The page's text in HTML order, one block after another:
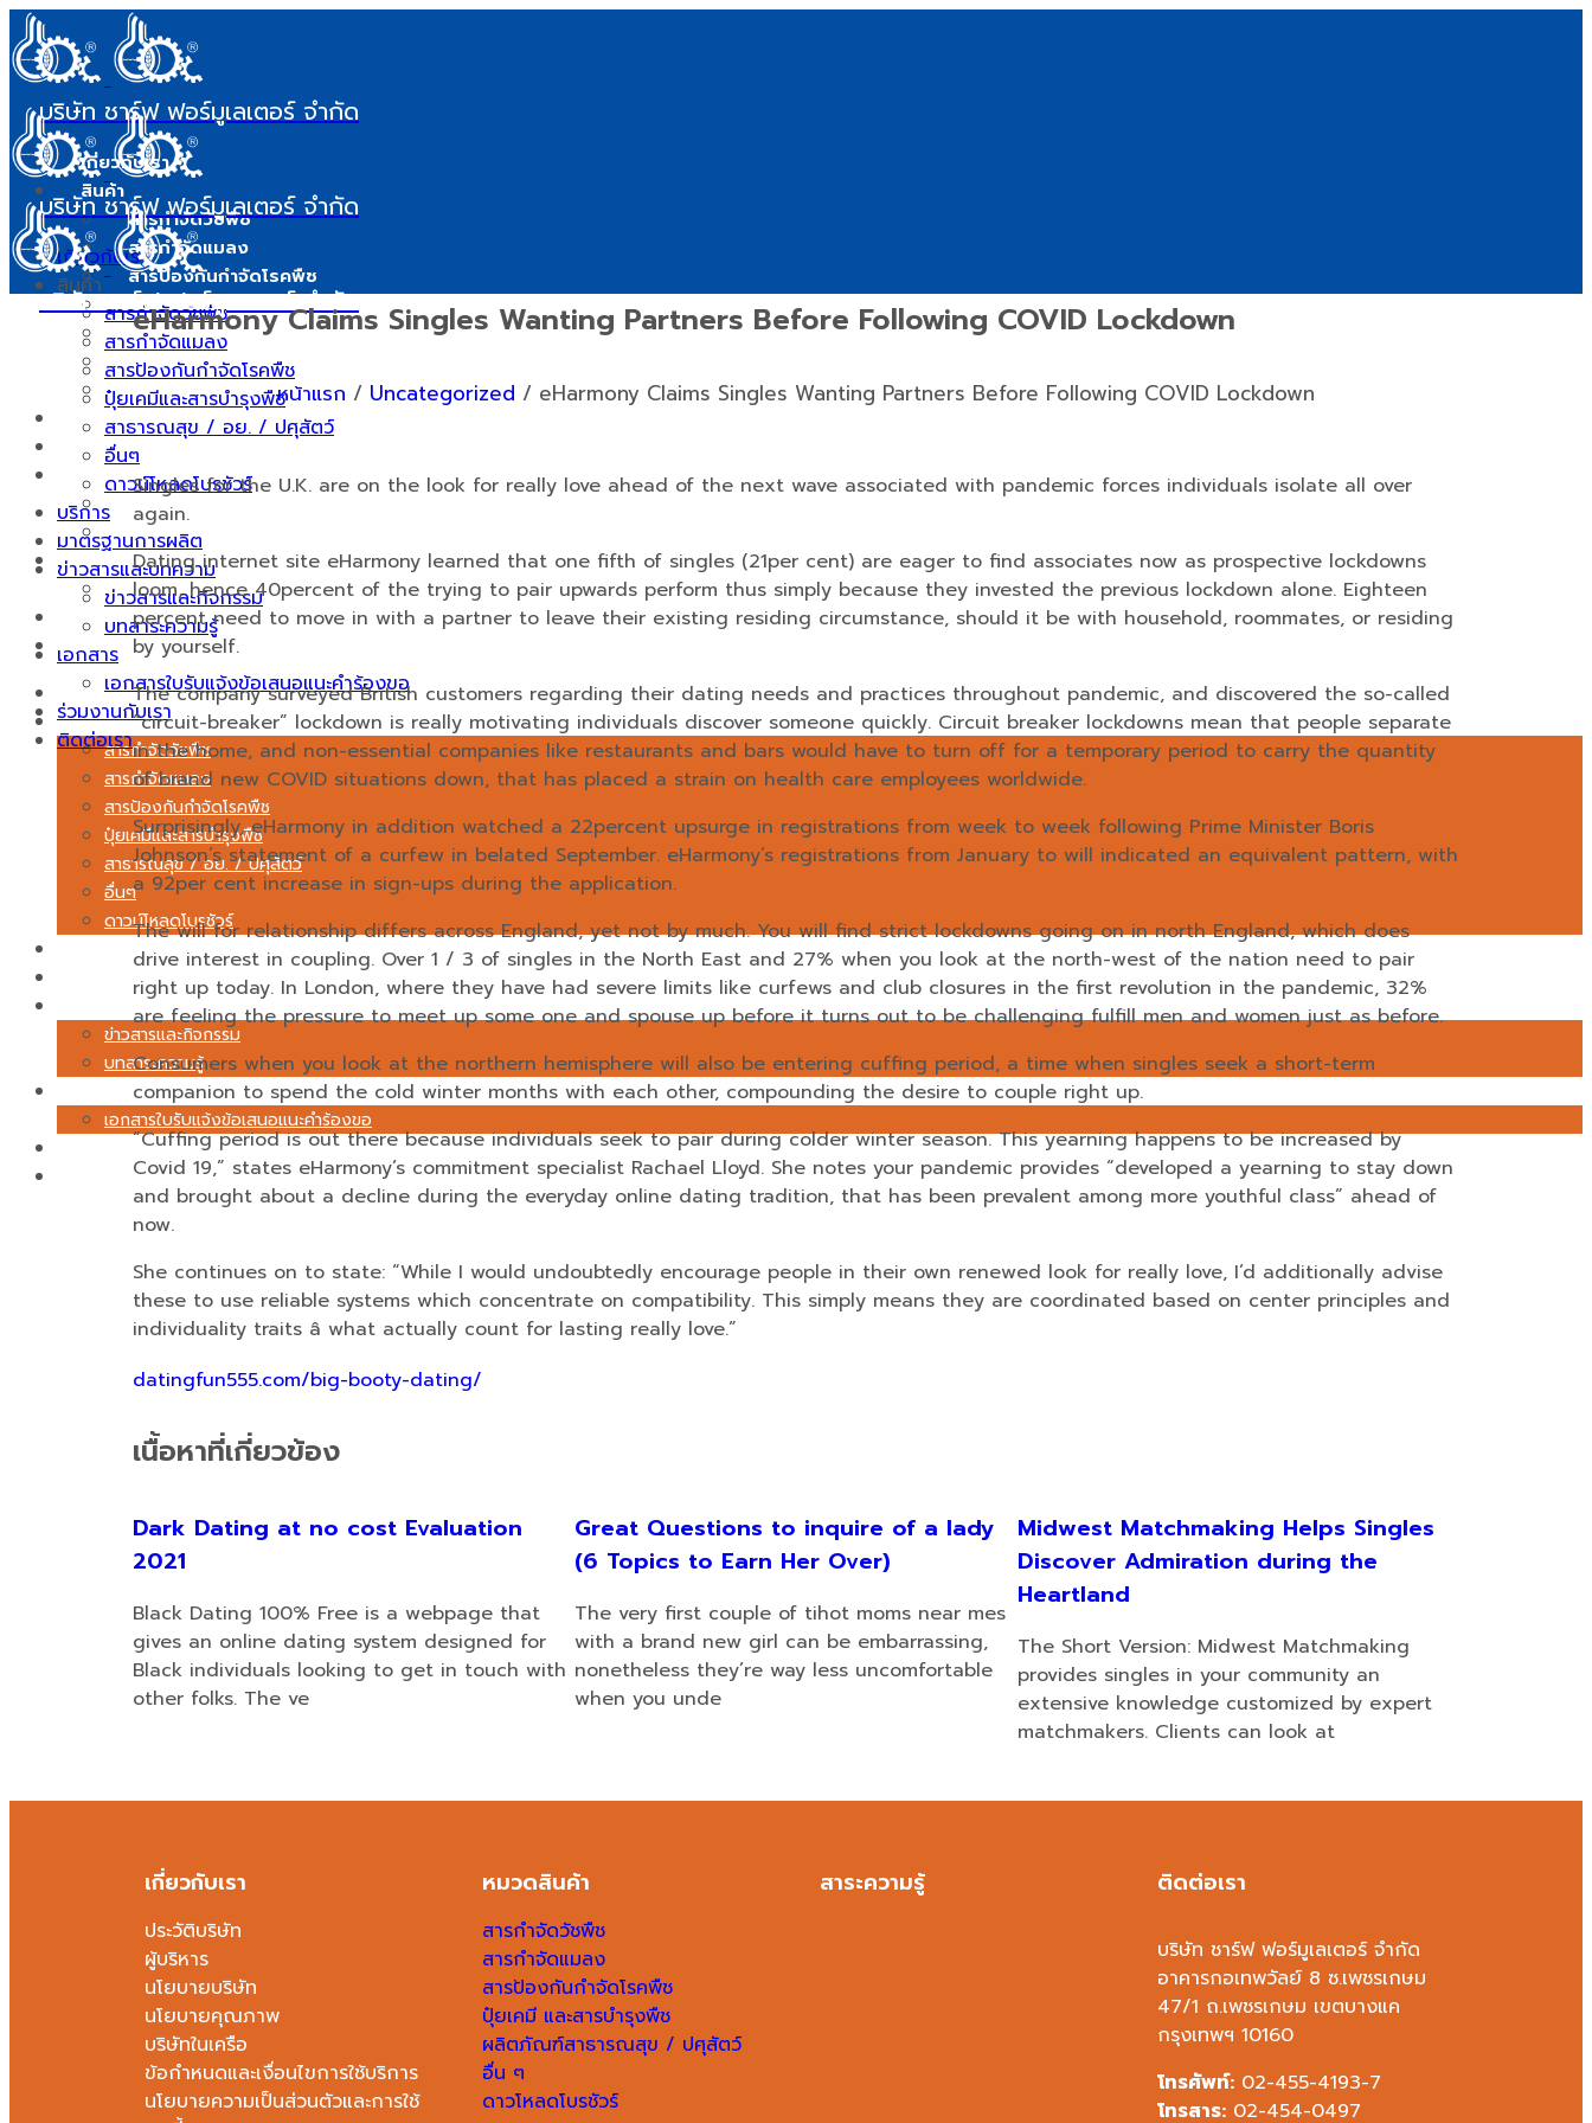
บริษัท ชาร์ฟ ฟอร์มูเลเตอร์ จำกัด
เกี่ยวกับเรา
สินค้า
สารกำจัดวัชพืช
สารกำจัดแมลง
สารป้องกันกำจัดโรคพืช
ปุ๋ยเคมีและสารบำรุงพืช
สาธารณสุข / อย. / ปศุสัตว์
อื่นๆ
ดาวน์โหลดโบรชัวร์
บริการ
มาตรฐานการผลิต
ข่าวสารและบทความ
ข่าวสารและกิจกรรม
บทสาระความรู้
เอกสาร
เอกสารใบรับแจ้งข้อเสนอแนะคำร้องขอ
ร่วมงานกับเรา
ติดต่อเรา
เกี่ยวกับเรา
สินค้า
สารกำจัดวัชพืช
สารกำจัดแมลง
สารป้องกันกำจัดโรคพืช
ปุ๋ยเคมีและสารบำรุงพืช
สาธารณสุข / อย. / ปศุสัตว์
อื่นๆ
ดาวน์โหลดโบรชัวร์
มาตรฐานการผลิต
ข่าวสารและบทความ
ข่าวสารและกิจกรรม
บทสาระความรู้
เอกสาร
เอกสารใบรับแจ้งข้อเสนอแนะคำร้องขอ
ร่วมงานกับเรา
ติดต่อเรา
บริษัท ชาร์ฟ ฟอร์มูเลเตอร์ จำกัด
เกี่ยวกับเรา
สินค้า
สารกำจัดวัชพืช
สารกำจัดแมลง
สารป้องกันกำจัดโรคพืช
ปุ๋ยเคมีและสารบำรุงพืช
สาธารณสุข / อย. / ปศุสัตว์
อื่นๆ
ดาวน์โหลดโบรชัวร์
บริการ
มาตรฐานการผลิต
ข่าวสารและบทความ
ข่าวสารและกิจกรรม
บทสาระความรู้
เอกสาร
เอกสารใบรับแจ้งข้อเสนอแนะคำร้องขอ
ร่วมงานกับเรา
ติดต่อเรา
บริษัท ชาร์ฟ ฟอร์มูเลเตอร์ จำกัด
eHarmony Claims Singles Wanting Partners Before Following COVID Lockdown
หน้าแรก / Uncategorized / eHarmony Claims Singles Wanting Partners Before Following COVID Lockdown
Singles for the U.K. are on the look for really love ahead of the next wave associated with pandemic forces individuals isolate all over
again.
Dating internet site eHarmony learned that one fifth of singles (21per cent) are eager to find associates now as prospective lockdowns
loom, hence 40percent of the trying to pair upwards perform thus simply because they invested the previous lockdown alone. Eighteen
percent need to move in with a partner to leave their existing residing circumstance, should it be with household, roommates, or residing
by yourself.
The company surveyed British customers regarding their dating needs and practices throughout pandemic, and discovered the so-called
“circuit-breaker” lockdown is really motivating individuals discover someone quickly. Circuit breaker lockdowns mean that people separate
in the home, and non-essential companies like restaurants and bars would have to turn off for a temporary period to carry the quantity
of brand new COVID situations down, that has placed a strain on health care employees worldwide.
Surprisingly, eHarmony in addition watched a 22percent upsurge in registrations from week to week following Prime Minister Boris
Johnson’s statement of a curfew in belated September. eHarmony’s registrations from January to will indicated an equivalent pattern, with
a 92per cent increase in sign-ups during the application.
The will for relationship differs across England, yet not by much. You will find strict lockdowns going on in north England, which does
drive interest in coupling. Over 1 / 3 of singles in the North East and 27% when you look at the north-west of the nation need to pair
right up today. In London, where they have had severe limits like curfews and club closures in the first revolution in the pandemic, 32%
are feeling the pressure to meet up some one and spouse up before it turns out to be challenging fulfill men and women just as before.
Consumers when you look at the northern hemisphere will also be entering cuffing period, a time when singles seek a short-term
companion to spend the cold winter months with each other, compounding the desire to couple right up.
“Cuffing period is out there because individuals seek to pair during colder winter season. This yearning happens to be increased by
Covid 19,” states eHarmony’s commitment specialist Rachael Lloyd. She notes your pandemic provides “developed a yearning to stay down
and brought about a decline during the everyday online dating tradition, that has been prevalent among more youthful class” ahead of
now.
She continues on to state: “While I would undoubtedly encourage people in their own renewed look for really love, I’d additionally advise
these to use reliable systems which concentrate on compatibility. This simply means they are coordinated based on center principles and
individuality traits â what actually count for lasting really love.”
datingfun555.com/big-booty-dating/
เนื้อหาที่เกี่ยวข้อง
Dark Dating at no cost Evaluation
2021
Black Dating 100% Free is a webpage that
gives an online dating system designed for
Black individuals looking to get in touch with
other folks. The ve
Great Questions to inquire of a lady
(6 Topics to Earn Her Over)
The very first couple of tihot moms near mes
with a brand new girl can be embarrassing,
nonetheless they’re way less uncomfortable
when you unde
Midwest Matchmaking Helps Singles
Discover Admiration during the
Heartland
The Short Version: Midwest Matchmaking
provides singles in your community an
extensive knowledge customized by expert
matchmakers. Clients can look at
เกี่ยวกับเรา
ประวัติบริษัท
ผู้บริหาร
นโยบายบริษัท
นโยบายคุณภาพ
บริษัทในเครือ
ข้อกำหนดและเงื่อนไขการใช้บริการ
นโยบายความเป็นส่วนตัวและการใช้
หมวดสินค้า
สารกำจัดวัชพืช
สารกำจัดแมลง
สารป้องกันกำจัดโรคพืช
ปุ๋ยเคมี และสารบำรุงพืช
ผลิตภัณฑ์สาธารณสุข / ปศุสัตว์
อื่น ๆ
ดาวโหลดโบรชัวร์
สาระความรู้ ติดต่อเรา
บริษัท ชาร์ฟ ฟอร์มูเลเตอร์ จำกัด
อาคารกอเทพวัลย์ 8 ซ.เพชรเกษม
47/1 ถ.เพชรเกษม เขตบางแค
กรุงเทพฯ 10160
โทรศัพท์: 02-455-4193-7
โทรสาร: 02-454-0497